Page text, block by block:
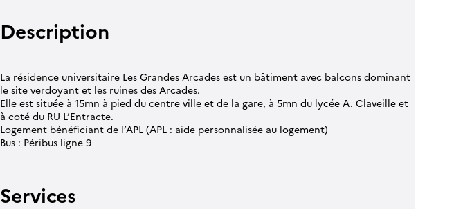
Description
La résidence universitaire Les Grandes Arcades est un bâtiment avec balcons dominant
le site verdoyant et les ruines des Arcades.
Elle est située à 15mn à pied du centre ville et de la gare, à 5mn du lycée A. Claveille et
à coté du RU L’Entracte.
Logement bénéficiant de l’APL (APL : aide personnalisée au logement)
Bus : Péribus ligne 9
Services